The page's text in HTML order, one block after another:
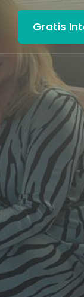
Gratis